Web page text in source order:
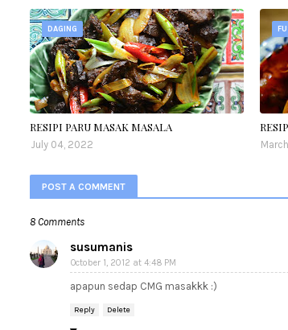
DAGING
RESIPI PARU MASAK MASALA
July 04, 2022
POST A COMMENT
8 Comments
susumanis
October 1, 2012 at 4:48 PM
apapun sedap CMG masakkk :)
Reply Delete